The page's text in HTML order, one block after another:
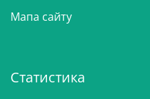
Мапа сайту
Статистика